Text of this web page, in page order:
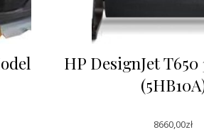
HP DesignJet
8660,00zł